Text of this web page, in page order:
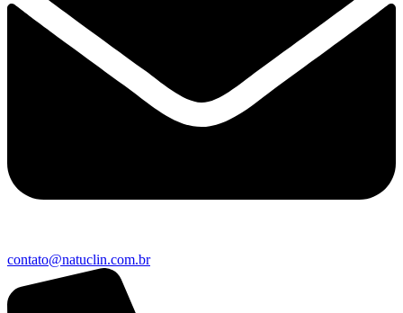
contato@natuclin.com.br